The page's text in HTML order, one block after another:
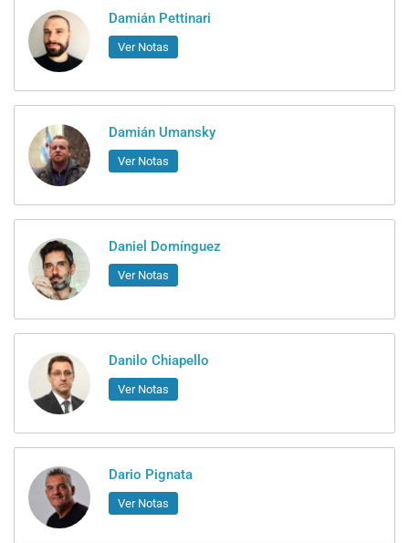
Damián Pettinari
Ver Notas
Damián Umansky
Ver Notas
Daniel Domínguez
Ver Notas
Danilo Chiapello
Ver Notas
Dario Pignata
Ver Notas